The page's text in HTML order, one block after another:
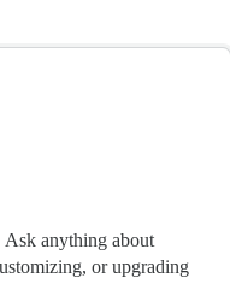
Ask anything about
or upgrading